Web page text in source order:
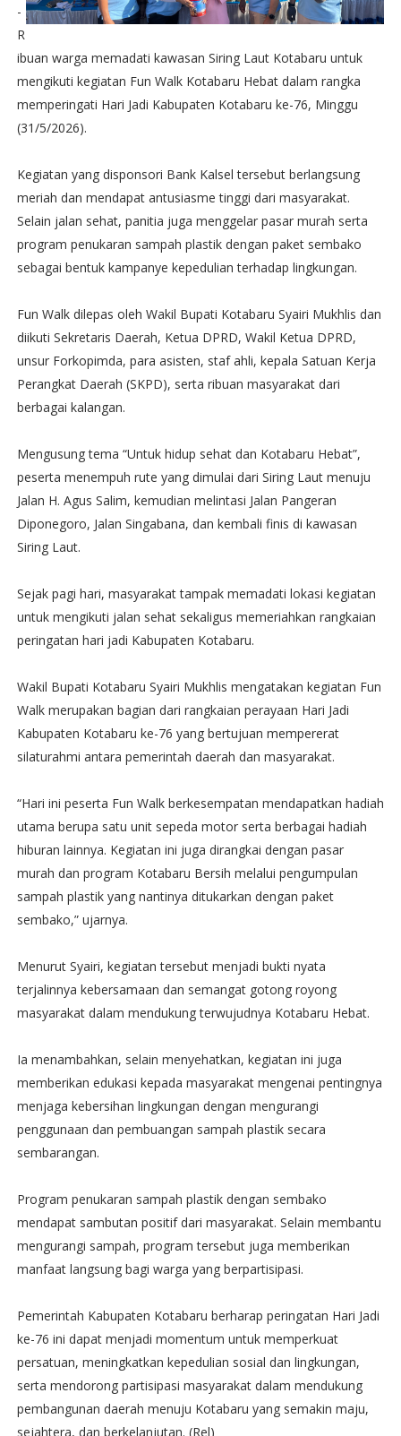
-
R
ibuan warga memadati kawasan Siring Laut Kotabaru untuk
mengikuti kegiatan Fun Walk Kotabaru Hebat dalam rangka
memperingati Hari Jadi Kabupaten Kotabaru ke-76, Minggu
(31/5/2026).
Kegiatan yang disponsori Bank Kalsel tersebut berlangsung
meriah dan mendapat antusiasme tinggi dari masyarakat.
Selain jalan sehat, panitia juga menggelar pasar murah serta
program penukaran sampah plastik dengan paket sembako
sebagai bentuk kampanye kepedulian terhadap lingkungan.
Fun Walk dilepas oleh Wakil Bupati Kotabaru Syairi Mukhlis dan
diikuti Sekretaris Daerah, Ketua DPRD, Wakil Ketua DPRD,
unsur Forkopimda, para asisten, staf ahli, kepala Satuan Kerja
Perangkat Daerah (SKPD), serta ribuan masyarakat dari
berbagai kalangan.
Mengusung tema “Untuk hidup sehat dan Kotabaru Hebat”,
peserta menempuh rute yang dimulai dari Siring Laut menuju
Jalan H. Agus Salim, kemudian melintasi Jalan Pangeran
Diponegoro, Jalan Singabana, dan kembali finis di kawasan
Siring Laut.
Sejak pagi hari, masyarakat tampak memadati lokasi kegiatan
untuk mengikuti jalan sehat sekaligus memeriahkan rangkaian
peringatan hari jadi Kabupaten Kotabaru.
Wakil Bupati Kotabaru Syairi Mukhlis mengatakan kegiatan Fun
Walk merupakan bagian dari rangkaian perayaan Hari Jadi
Kabupaten Kotabaru ke-76 yang bertujuan mempererat
silaturahmi antara pemerintah daerah dan masyarakat.
“Hari ini peserta Fun Walk berkesempatan mendapatkan hadiah
utama berupa satu unit sepeda motor serta berbagai hadiah
hiburan lainnya. Kegiatan ini juga dirangkai dengan pasar
murah dan program Kotabaru Bersih melalui pengumpulan
sampah plastik yang nantinya ditukarkan dengan paket
sembako,” ujarnya.
Menurut Syairi, kegiatan tersebut menjadi bukti nyata
terjalinnya kebersamaan dan semangat gotong royong
masyarakat dalam mendukung terwujudnya Kotabaru Hebat.
Ia menambahkan, selain menyehatkan, kegiatan ini juga
memberikan edukasi kepada masyarakat mengenai pentingnya
menjaga kebersihan lingkungan dengan mengurangi
penggunaan dan pembuangan sampah plastik secara
sembarangan.
Program penukaran sampah plastik dengan sembako
mendapat sambutan positif dari masyarakat. Selain membantu
mengurangi sampah, program tersebut juga memberikan
manfaat langsung bagi warga yang berpartisipasi.
Pemerintah Kabupaten Kotabaru berharap peringatan Hari Jadi
ke-76 ini dapat menjadi momentum untuk memperkuat
persatuan, meningkatkan kepedulian sosial dan lingkungan,
serta mendorong partisipasi masyarakat dalam mendukung
pembangunan daerah menuju Kotabaru yang semakin maju,
sejahtera, dan berkelanjutan. (Rel)